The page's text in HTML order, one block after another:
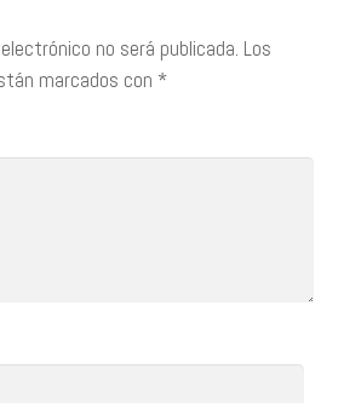
no será publicada. Los
marcados con *